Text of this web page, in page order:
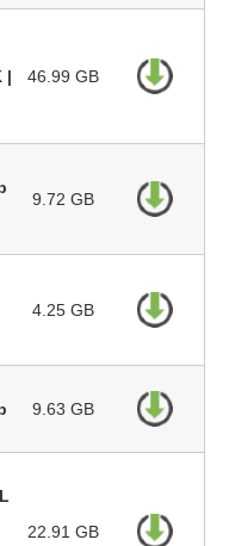
|
46.99 GB
9.72 GB
4.25 GB
9.63 GB
22.91 GB